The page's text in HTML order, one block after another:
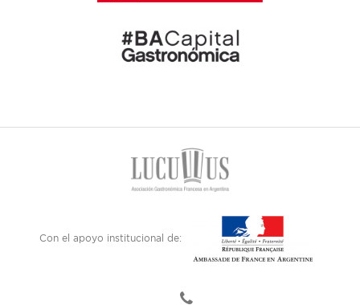
Con el apoyo institucional de: